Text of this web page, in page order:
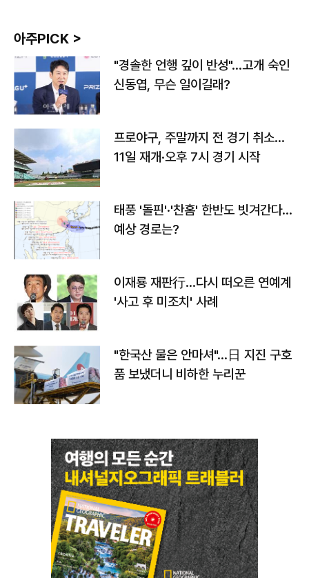
아주PICK >
"경솔한 언행 깊이 반성"…고개 숙인
신동엽, 무슨 일이길래?
프로야구, 주말까지 전 경기 취소…
11일 재개·오후 7시 경기 시작
태풍 '돌핀'·'찬홈' 한반도 빗겨간다…
예상 경로는?
이재룡 재판行…다시 떠오른 연예계
'사고 후 미조치' 사례
"한국산 물은 안마셔"…日 지진 구호
품 보냈더니 비하한 누리꾼